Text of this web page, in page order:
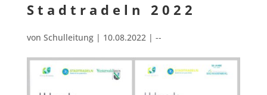
Stadt­ra­deln 2022
von Schulleitung| 10.08.2022| --